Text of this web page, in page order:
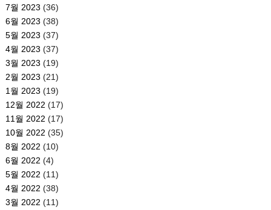
7월 2023 (36)
6월 2023 (38)
5월 2023 (37)
4월 2023 (37)
3월 2023 (19)
2월 2023 (21)
1월 2023 (19)
12월 2022 (17)
11월 2022 (17)
10월 2022 (35)
8월 2022 (10)
6월 2022 (4)
5월 2022 (11)
4월 2022 (38)
3월 2022 (11)